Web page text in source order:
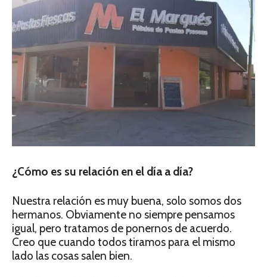
¿Cómo es su relación en el día a día?
Nuestra relación es muy buena, solo somos dos
hermanos. Obviamente no siempre pensamos
igual, pero tratamos de ponernos de acuerdo.
Creo que cuando todos tiramos para el mismo
lado las cosas salen bien.